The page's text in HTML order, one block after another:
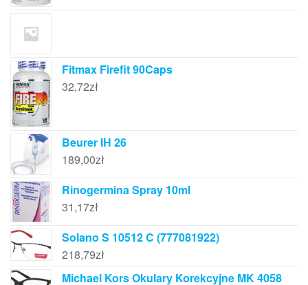
Fitmax Firefit 90Caps
32,72zł
Beurer IH 26
189,00zł
Rinogermina Spray 10ml
31,17zł
Solano S 10512 C (777081922)
218,79zł
Michael Kors Okulary Korekcyjne MK 4058